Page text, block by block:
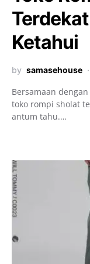
Ketahui
by samasehouse
Bersamaan
toko rompi sholat
antum tahu.…